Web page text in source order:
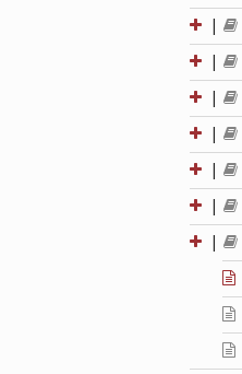
|
|
|
|
|
|
|